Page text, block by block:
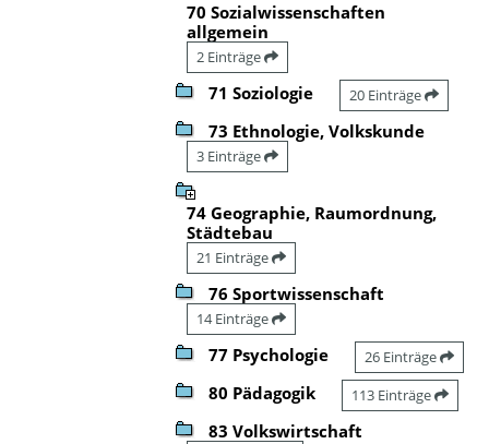
70 Sozialwissenschaften
allgemein
2 Einträge
71 Soziologie 20 Einträge
73 Ethnologie, Volkskunde
3 Einträge
74 Geographie, Raumordnung,
Städtebau
21 Einträge
76 Sportwissenschaft
14 Einträge
77 Psychologie 26 Einträge
80 Pädagogik 113 Einträge
83 Volkswirtschaft